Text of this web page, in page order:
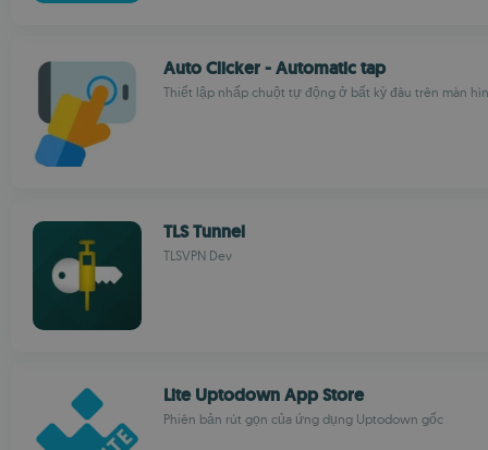
Auto Clicker - Automatic tap
Thiết lập nhấp chuột tự động ở bất kỳ đâu trên màn
TLS Tunnel
TLSVPN Dev
Lite Uptodown App Store
Phiên bản rút gọn của ứng dụng Uptodown gốc